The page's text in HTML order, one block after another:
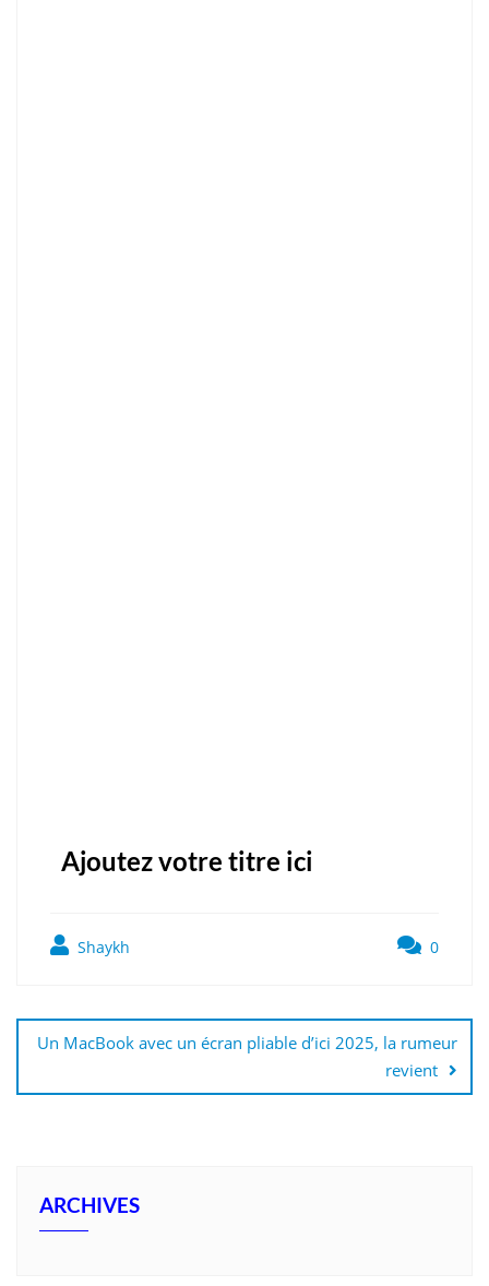
Ajoutez votre titre ici
Shaykh 0
Un MacBook avec un écran pliable d’ici 2025, la rumeur
revient
ARCHIVES